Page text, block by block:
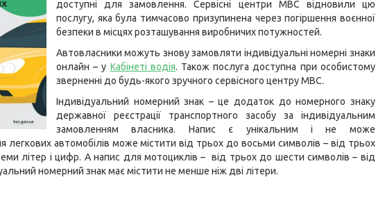
доступні для замовлення. Сервісні центри МВС відновили цю
послугу, яка була тимчасово призупинена через погіршення воєнної
безпеки в місцях розташування виробничих потужностей.
Автовласники можуть знову замовляти індивідуальні номерні знаки
онлайн – у Кабінеті водія. Також послуга доступна при особистому
зверненні до будь-якого зручного сервісного центру МВС.
Індивідуальний номерний знак – це додаток до номерного знаку
державної реєстрації транспортного засобу за індивідуальним
замовленням власника. Напис є унікальним і не може
автомобілів може містити від трьох до восьми символів – від трьох
літер і цифр. А напис для мотоциклів – від трьох до шести символів – від
номерний знак має містити не менше ніж дві літери.